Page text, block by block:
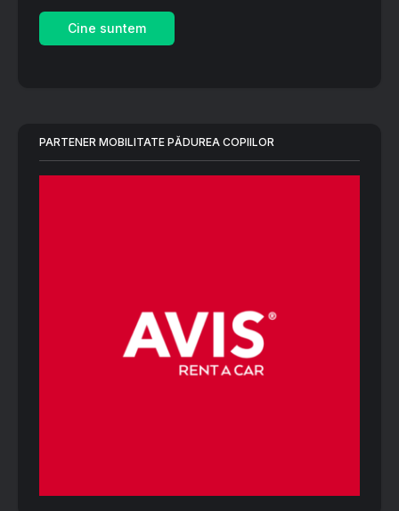
Cine suntem
PARTENER MOBILITATE PĂDUREA COPIILOR